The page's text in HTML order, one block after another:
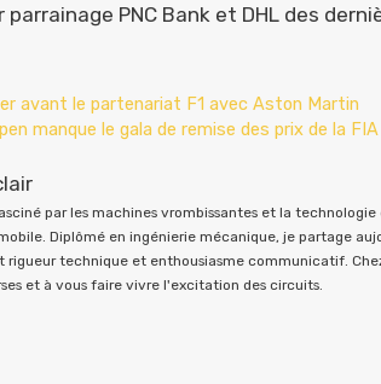
PNC Bank et DHL des
avant le partenariat F1 avec Aston Martin
manque le gala de remise des prix de la FIA
par les machines vrombissantes et la
Diplômé en ingénierie mécanique, je partage
rigueur technique et enthousiasme communicatif.
et à vous faire vivre l'excitation des circuits.